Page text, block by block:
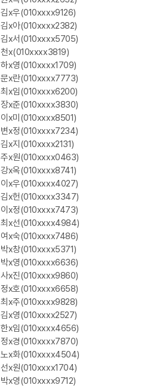
김x우(010xxxx9126)
김x아(010xxxx2382)
김x서(010xxxx5705)
천x(010xxxx3819)
하x영(010xxxx1709)
문x란(010xxxx7773)
최x임(010xxxx6200)
장x준(010xxxx3830)
이x미(010xxxx8501)
변x정(010xxxx7234)
김x지(010xxxx2131)
주x원(010xxxx0463)
강x옥(010xxxx8741)
이x우(010xxxx4027)
김x헌(010xxxx3347)
이x정(010xxxx7473)
최x선(010xxxx4984)
여x숙(010xxxx7486)
박x창(010xxxx5371)
박x영(010xxxx6636)
사x진(010xxxx9860)
정x호(010xxxx6658)
최x주(010xxxx9828)
김x영(010xxxx2527)
한x임(010xxxx4656)
정x경(010xxxx7870)
노x화(010xxxx4504)
선x원(010xxxx1704)
박x영(010xxxx9712)